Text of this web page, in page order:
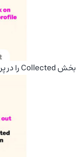
بخش Collected را در پروفایل خود چک کنید.